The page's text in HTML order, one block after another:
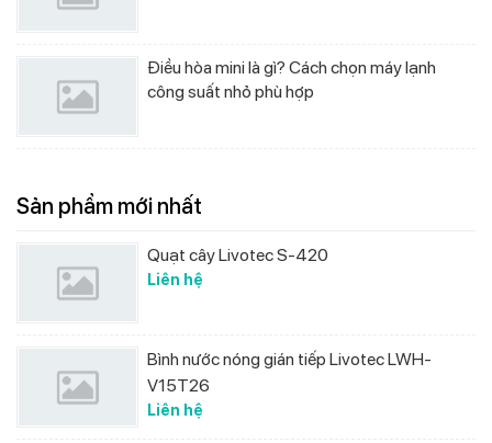
Điều hòa mini là gì? Cách chọn máy lạnh
công suất nhỏ phù hợp
Sản phẩm mới nhất
Quạt cây Livotec S-420
Liên hệ
Bình nước nóng gián tiếp Livotec LWH-
V15T26
Liên hệ